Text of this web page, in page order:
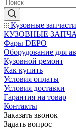
Кузовные запчасти
КУЗОВНЫЕ
Фары DEPO
Оборудование для
Кузовной ремонт
Как купить
Условия оплаты
Условия доставки
Гарантия на товар
Контакты
Заказать звонок
Задать вопрос